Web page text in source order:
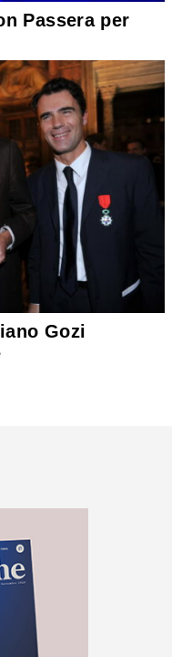
Passera per
Gozi